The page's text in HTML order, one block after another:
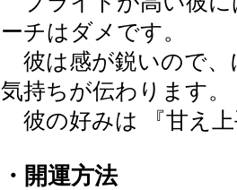
ーチはダメです。
彼は感が鋭いので、
気持ちが伝わります。
彼の好みは 『甘え
・開運方法